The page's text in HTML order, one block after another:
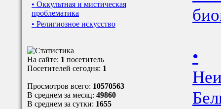
• Оккультная и мистическая
проблематика
• Религиозное искусство
На сайте: 1 посетитель
Посетителей сегодня: 1
Просмотров всего: 10570563
В среднем за месяц: 49860
В среднем за сутки: 1655
•